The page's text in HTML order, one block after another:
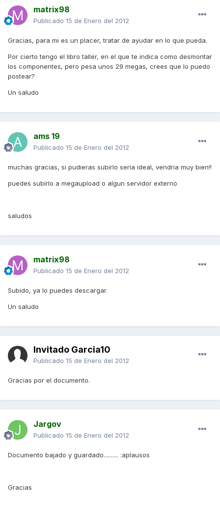
matrix98
Publicado 15 de Enero del 2012
Gracias, para mi es un placer, tratar de ayudar en lo que pueda.
Por cierto tengo el libro taller, en el que te indica como desmontar
los componentes, pero pesa unos 29 megas, crees que lo puedo
postear?
Un saludo
ams 19
Publicado 15 de Enero del 2012
muchas gracias, si pudieras subirlo seria ideal, vendria muy bien!!
puedes subirlo a megaupload o algun servidor externo
saludos
matrix98
Publicado 15 de Enero del 2012
Subido, ya lo puedes descargar.
Un saludo
Invitado Garcia10
Publicado 15 de Enero del 2012
Gracias por el documento.
Jargov
Publicado 15 de Enero del 2012
Documento bajado y guardado.......... :aplausos
Gracias